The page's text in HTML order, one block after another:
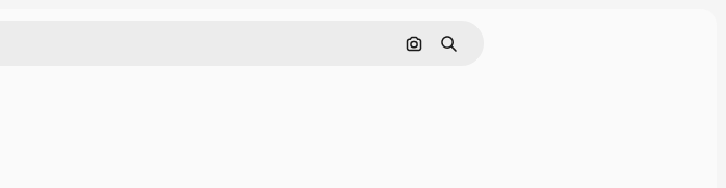
Pesquisar por imagem
Buscar